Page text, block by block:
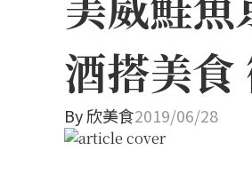
酒搭美食
By欣美食2019/06/28